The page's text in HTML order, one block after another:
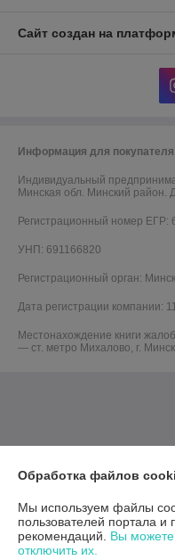
Сайт создан на
Информация для покупателя
Индивидуальный
Минская обл. Минский район.
Регистрационный номер ЕГР:
УНП: 691166820
Регистрационный орган:
Дата регистрации компании:
Местонахождение книги
— ст. метро Михалово, г.
Обработка файлов
Мы используем файлы
пользователей портала
рекомендаций. Вы
отключить их.